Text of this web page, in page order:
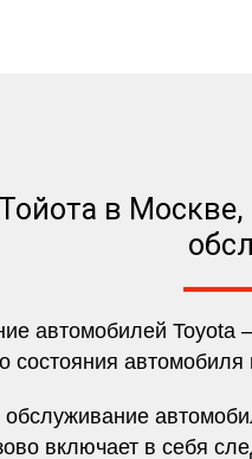
в Москве,
автомобилей
состояния
обслуживание
включает в себя